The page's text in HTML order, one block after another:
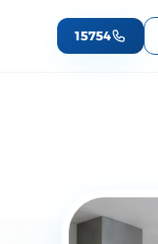
15754